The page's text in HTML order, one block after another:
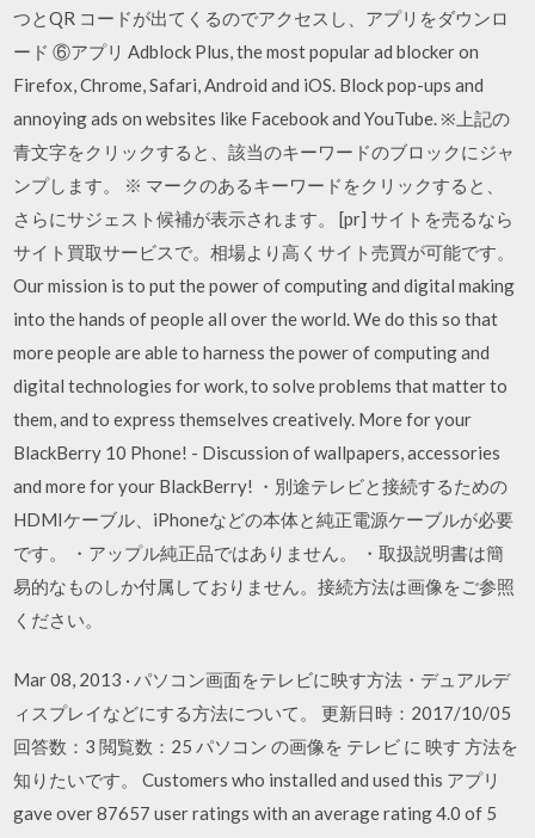
つとQR コードが出てくるのでアクセスし、アプリをダウンロ
ード ⑥アプリ Adblock Plus, the most popular ad blocker on
Firefox, Chrome, Safari, Android and iOS. Block pop-ups and
annoying ads on websites like Facebook and YouTube. ※上記の
青文字をクリックすると、該当のキーワードのブロックにジャ
ンプします。 ※ マークのあるキーワードをクリックすると、
さらにサジェスト候補が表示されます。 [pr] サイトを売るなら
サイト買取サービスで。相場より高くサイト売買が可能です。
Our mission is to put the power of computing and digital making
into the hands of people all over the world. We do this so that
more people are able to harness the power of computing and
digital technologies for work, to solve problems that matter to
them, and to express themselves creatively. More for your
BlackBerry 10 Phone! - Discussion of wallpapers, accessories
and more for your BlackBerry! ・別途テレビと接続するための
HDMIケーブル、iPhoneなどの本体と純正電源ケーブルが必要
です。 ・アップル純正品ではありません。 ・取扱説明書は簡
易的なものしか付属しておりません。接続方法は画像をご参照
ください。
Mar 08, 2013 · パソコン画面をテレビに映す方法・デュアルデ
ィスプレイなどにする方法について。 更新日時：2017/10/05
回答数：3 閲覧数：25 パソコン の画像を テレビ に 映す 方法を
知りたいです。 Customers who installed and used this アプリ
gave over 87657 user ratings with an average rating 4.0 of 5